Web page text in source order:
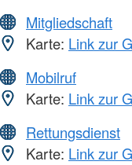
Mitgliedschaft
Karte: Link zur
Mobilruf
Karte: Link zur
Rettungsdienst
Karte: Link zur